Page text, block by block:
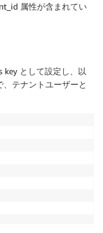
属性が含まれてい
key として設定し、以
テナントユーザーと